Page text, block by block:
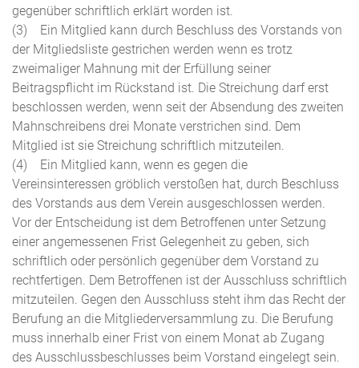
gegenüber schriftlich erklärt worden ist.
(3) Ein Mitglied kann durch Beschluss des Vorstands von
der Mitgliedsliste gestrichen werden wenn es trotz
zweimaliger Mahnung mit der Erfüllung seiner
Beitragspflicht im Rückstand ist. Die Streichung darf erst
beschlossen werden, wenn seit der Absendung des zweiten
Mahnschreibens drei Monate verstrichen sind. Dem
Mitglied ist sie Streichung schriftlich mitzuteilen.
(4) Ein Mitglied kann, wenn es gegen die
Vereinsinteressen gröblich verstoßen hat, durch Beschluss
des Vorstands aus dem Verein ausgeschlossen werden.
Vor der Entscheidung ist dem Betroffenen unter Setzung
einer angemessenen Frist Gelegenheit zu geben, sich
schriftlich oder persönlich gegenüber dem Vorstand zu
rechtfertigen. Dem Betroffenen ist der Ausschluss schriftlich
mitzuteilen. Gegen den Ausschluss steht ihm das Recht der
Berufung an die Mitgliederversammlung zu. Die Berufung
muss innerhalb einer Frist von einem Monat ab Zugang
des Ausschlussbeschlusses beim Vorstand eingelegt sein.